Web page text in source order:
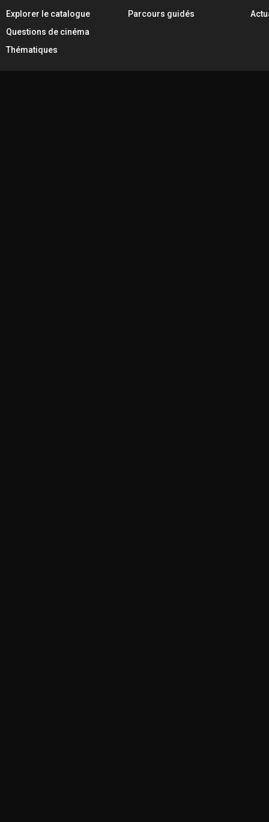
Explorer le catalogue
Questions de cinéma
Thématiques
Parcours guidés